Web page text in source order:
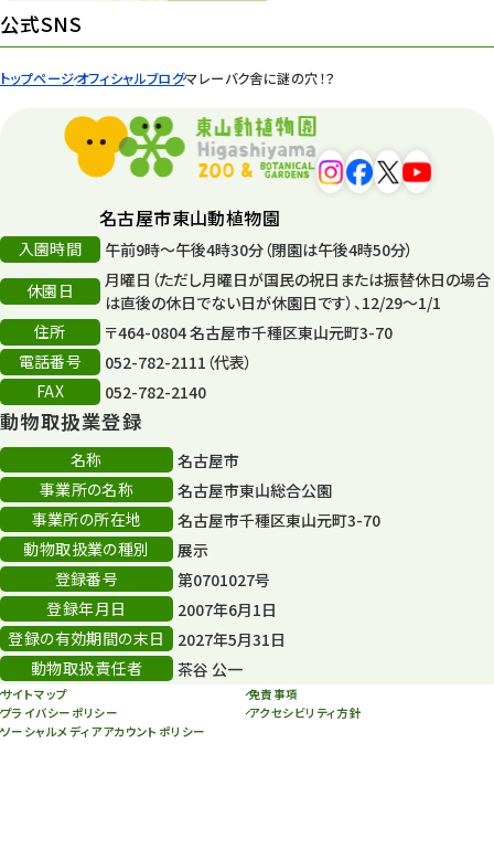
トップページオフィシャルブログマレーバク舎に謎の穴！？
遊園地 6
平和公園
再生
再生フォーラム 14
80周年
その他
その他イベント
スカイタワー
年末年始のイベント
秋まつり
公式SNS
名古屋市東山動植物園
入園時間
午前9時～午後4時30分（閉園は午後4時50分）
休園日
月曜日（ただし月曜日が国民の祝日または振替休日の場合
は直後の休日でない日が休園日です）、12/29～1/1
住所
〒464-0804 名古屋市千種区東山元町3-70
電話番号
052-782-2111（代表）
FAX
052-782-2140
動物取扱業登録
名称
名古屋市
事業所の名称
名古屋市東山総合公園
事業所の所在地
名古屋市千種区東山元町3-70
動物取扱業の種別
展示
登録番号
第0701027号
登録年月日
2007年6月1日
登録の有効期間の末日
2027年5月31日
動物取扱責任者
茶谷 公一
サイトマップ
免責事項
プライバシーポリシー
アクセシビリティ方針
ソーシャルメディアアカウントポリシー